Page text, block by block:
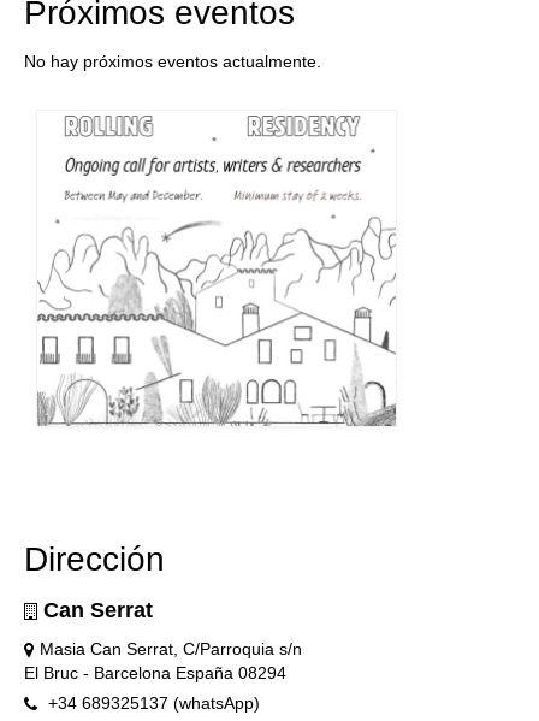
Próximos eventos
No hay próximos eventos actualmente.
Dirección
Can Serrat
Masia Can Serrat, C/Parroquia s/n
El Bruc - Barcelona España 08294
+34 689325137 (whatsApp)